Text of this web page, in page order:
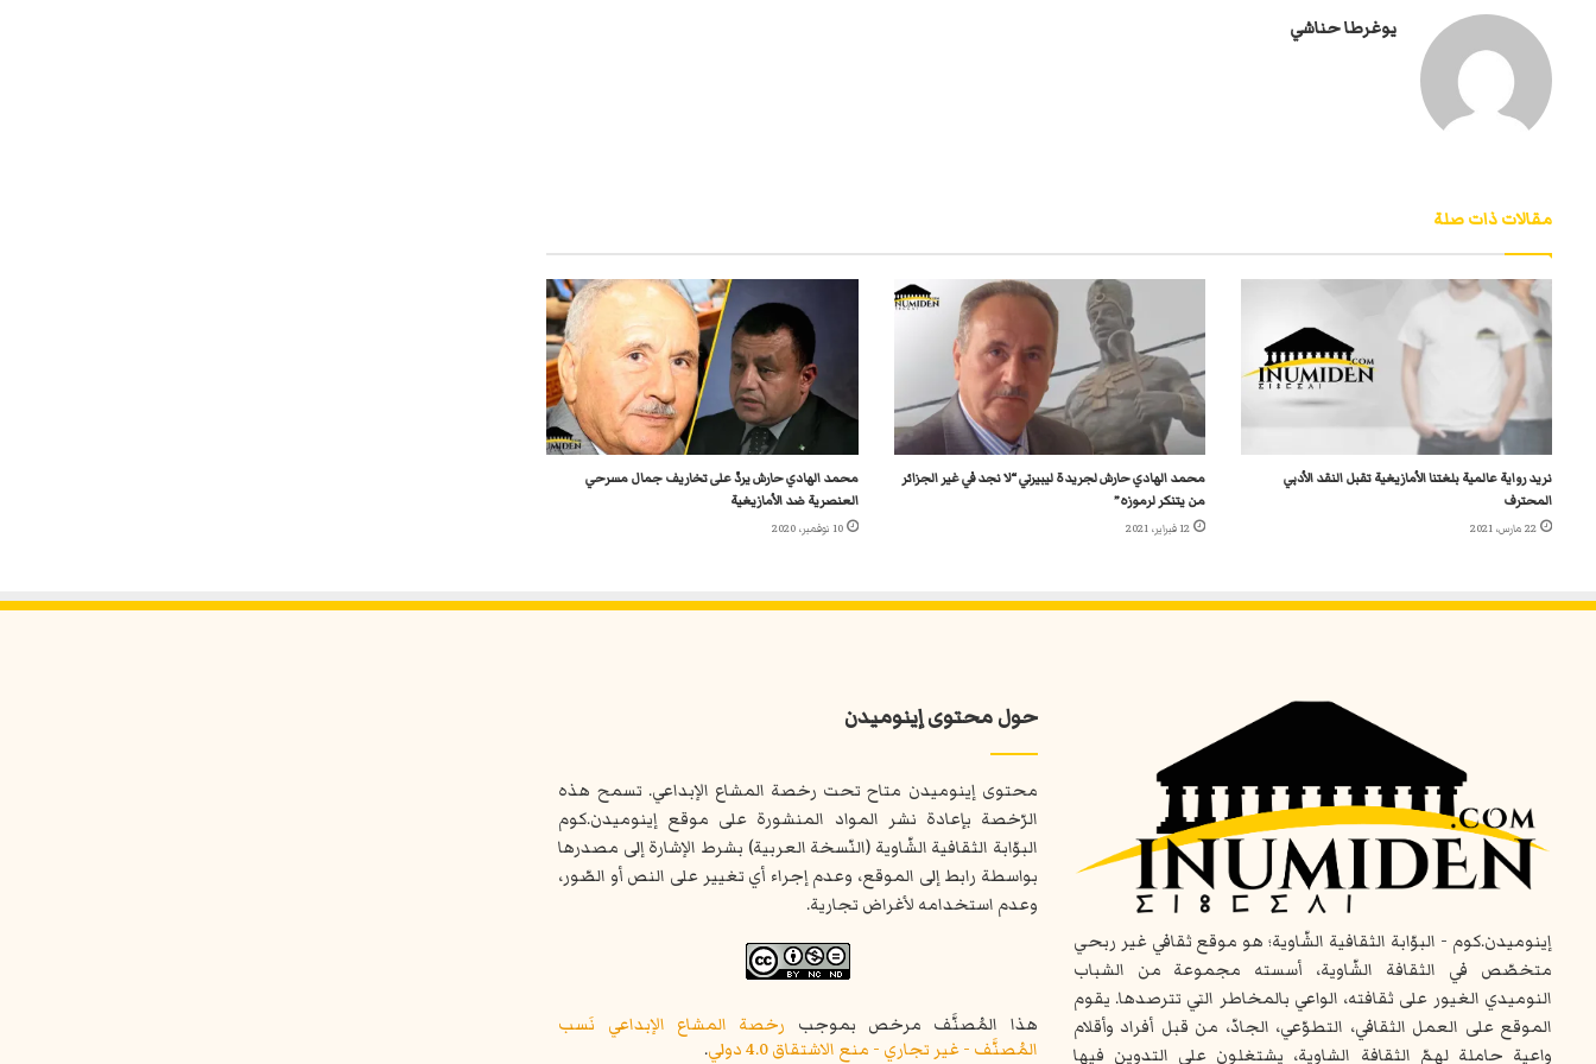
يوغرطا حناشي
مقالات ذات صلة
نريد رواية عالمية بلغتنا الأمازيغية تقبل النقد الأدبي
المحترف
22 مارس، 2021
محمد الهادي حارش لجريدة ليبيرتي “لا نجد في غير الجزائر
من يتنكر لرموزه”
12 فبراير، 2021
محمد الهادي حارش يردّ على تخاريف جمال مسرحي
العنصرية ضد الأمازيغية
10 نوفمبر، 2020
إينوميدن.كوم - البوّابة الثقافية الشّاوية؛ هو موقع ثقافي غير ربحي
متخصّص في الثقافة الشّاوية، أسسته مجموعة من الشباب
النوميدي الغيور على ثقافته، الواعي بالمخاطر التي تترصدها. يقوم
الموقع على العمل الثقافي، التطوّعي، الجادّ، من قبل أفراد وأقلام
واعية حاملة لهمّ الثقافة الشاوية، يشتغلون على التدوين فيها
حول محتوى إينوميدن
محتوى إينوميدن متاح تحت رخصة المشاع الإبداعي. تسمح هذه
الرّخصة بإعادة نشر المواد المنشورة على موقع إينوميدن.كوم
البوّابة الثقافية الشّاوية (النّسخة العربية) بشرط الإشارة إلى مصدرها
بواسطة رابط إلى الموقع، وعدم إجراء أي تغيير على النص أو الصّور،
وعدم استخدامه لأغراض تجارية.
هذا المُصنَّف مرخص بموجب رخصة المشاع الإبداعي نَسب
المُصنَّف - غير تجاري - منع الاشتقاق 4.0 دولي
.